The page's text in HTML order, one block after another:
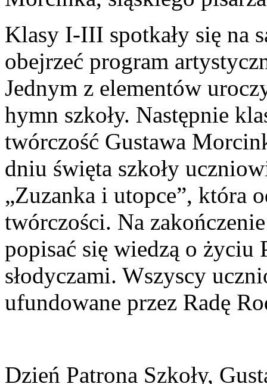
Klasy I-III spotkały się na
obejrzeć program
Jednym z elementów
hymn szkoły. Następnie
twórczość Gustawa
dniu święta szkoły
„Zuzanka i utopce”, która
twórczości. Na
popisać się wiedzą o życiu
słodyczami. Wszyscy
ufundowane przez Radę
Dzień Patrona Szkoły,